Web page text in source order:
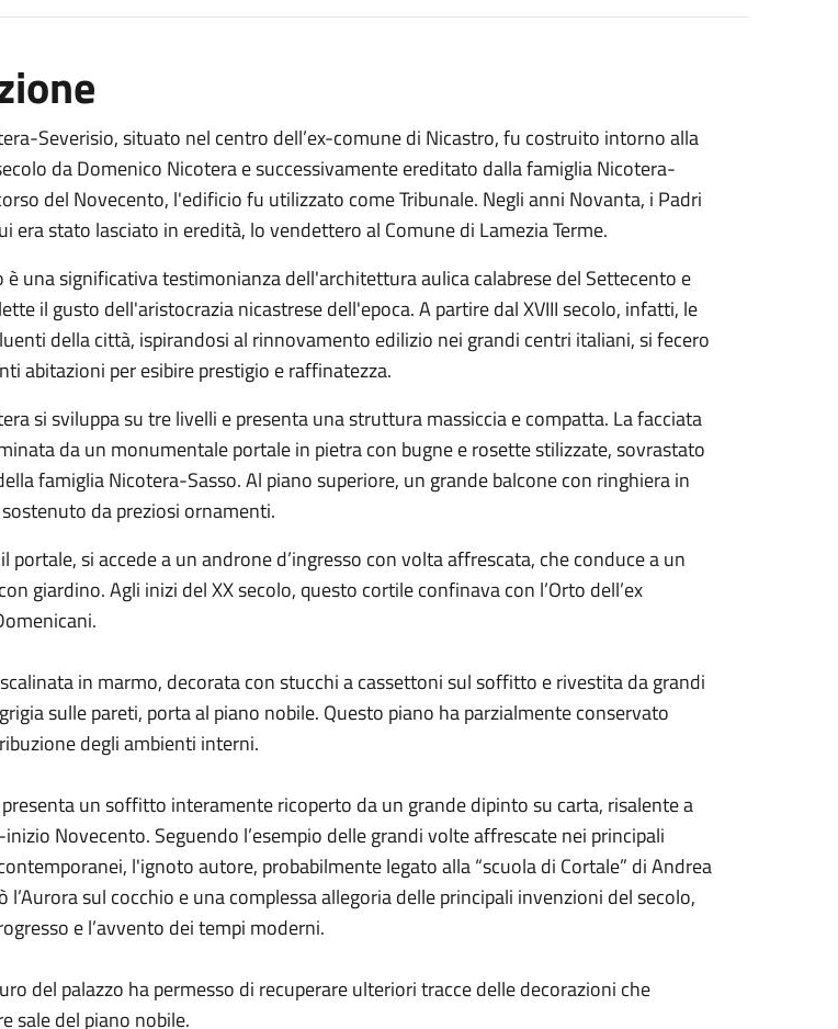
Severisio, situato nel centro dell’ex-comune di Nicastro, fu costruito intorno alla
da Domenico Nicotera e successivamente ereditato dalla famiglia Nicotera-
del Novecento, l'edificio fu utilizzato come Tribunale. Negli anni Novanta, i Padri
era stato lasciato in eredità, lo vendettero al Comune di Lamezia Terme.
è una significativa testimonianza dell'architettura aulica calabrese del Settecento e
il gusto dell'aristocrazia nicastrese dell'epoca. A partire dal XVIII secolo, infatti, le
della città, ispirandosi al rinnovamento edilizio nei grandi centri italiani, si fecero
abitazioni per esibire prestigio e raffinatezza.
si sviluppa su tre livelli e presenta una struttura massiccia e compatta. La facciata
da un monumentale portale in pietra con bugne e rosette stilizzate, sovrastato
famiglia Nicotera-Sasso. Al piano superiore, un grande balcone con ringhiera in
da preziosi ornamenti.
portale, si accede a un androne d’ingresso con volta affrescata, che conduce a un
giardino. Agli inizi del XX secolo, questo cortile confinava con l’Orto dell’ex
in marmo, decorata con stucchi a cassettoni sul soffitto e rivestita da grandi
sulle pareti, porta al piano nobile. Questo piano ha parzialmente conservato
degli ambienti interni.
un soffitto interamente ricoperto da un grande dipinto su carta, risalente a
Novecento. Seguendo l’esempio delle grandi volte affrescate nei principali
l'ignoto autore, probabilmente legato alla “scuola di Cortale” di Andrea
l’Aurora sul cocchio e una complessa allegoria delle principali invenzioni del secolo,
e l’avvento dei tempi moderni.
del palazzo ha permesso di recuperare ulteriori tracce delle decorazioni che
sale del piano nobile.